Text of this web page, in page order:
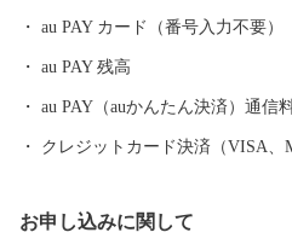
au PAY カード（番号入力不要）
au PAY 残高
au PAY（auかんたん決済）通信
クレジットカード決済（VISA、
お申し込みに関して